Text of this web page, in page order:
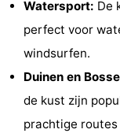
Watersport: De
perfect voor
windsurfen.
Duinen en
de kust zijn
prachtige